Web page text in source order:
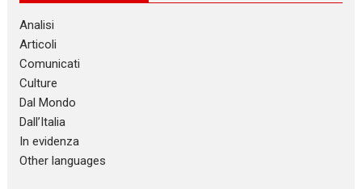
Analisi
Articoli
Comunicati
Culture
Dal Mondo
Dall’Italia
In evidenza
Other languages